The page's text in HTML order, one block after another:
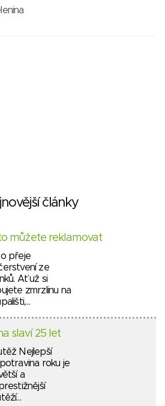
články
můžete reklamovat
přeje
ze
Ať už si
zmrzlinu na
slaví 25 let
Nejlepší
roku je
a